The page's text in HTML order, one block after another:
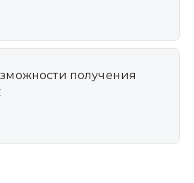
получения